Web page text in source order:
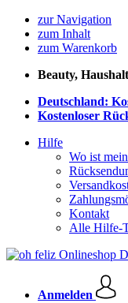
zur Navigation
zum Inhalt
zum Warenkorb
Beauty,
Deutschland:
Kostenloser
Hilfe
Wo ist
Kontakt
Alle Hilfe-
Anmelden